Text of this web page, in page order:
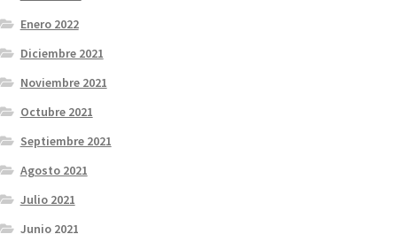
Enero 2022
Diciembre 2021
Noviembre 2021
Octubre 2021
Septiembre 2021
Agosto 2021
Julio 2021
Junio 2021